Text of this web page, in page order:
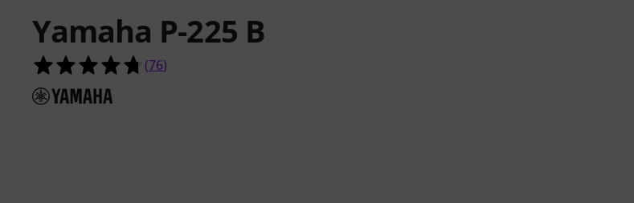
Yamaha P-225 B
4.7 av 5 stjärnor från 76 kundbetyg
(76)